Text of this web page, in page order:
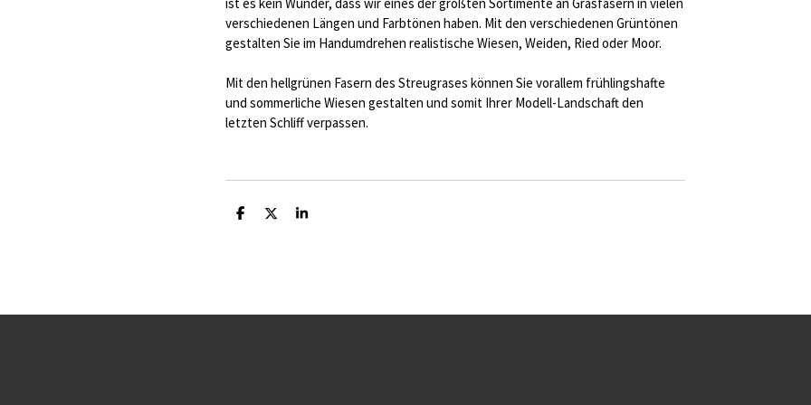
verschiedenen Längen und Farbtönen haben. Mit den verschiedenen Grüntönen
gestalten Sie im Handumdrehen realistische Wiesen, Weiden, Ried oder Moor.
Mit den hellgrünen Fasern des Streugrases können Sie vorallem frühlingshafte
und sommerliche Wiesen gestalten und somit Ihrer Modell-Landschaft den
letzten Schliff verpassen.
T
T
T